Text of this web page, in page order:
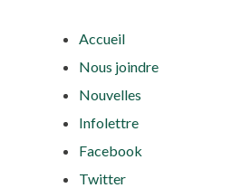
Accueil
Nous joindre
Nouvelles
Infolettre
Facebook
Twitter